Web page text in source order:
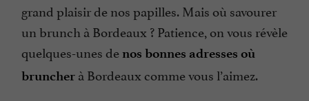
grand plaisir de nos papilles. Mais où savourer
un brunch à Bordeaux ? Patience, on vous révèle
quelques-unes de nos bonnes adresses où
bruncher à Bordeaux comme vous l’aimez.